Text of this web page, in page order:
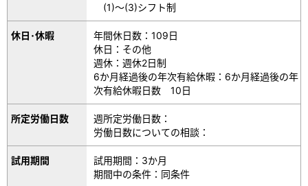
(1)～(3)シフト制
休日･休暇
年間休日数：109日
休日：その他
週休：週休2日制
6か月経過後の年次有給休暇：6か月経過後の年
次有給休暇日数 10日
所定労働日数
週所定労働日数：
労働日数についての相談：
試用期間
試用期間：3か月
期間中の条件：同条件